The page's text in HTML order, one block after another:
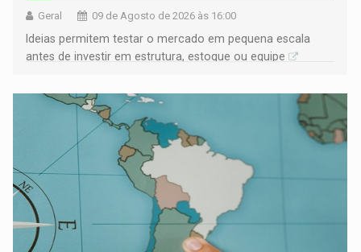
Geral 09 de Agosto de 2026 às 16:00
Ideias permitem testar o mercado em pequena escala
antes de investir em estrutura, estoque ou equipe